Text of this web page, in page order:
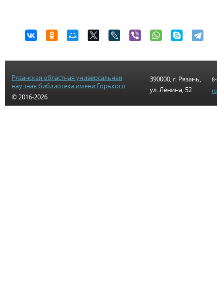
Рязанская областная универсальная
научная библиотека имени Горького
© 2016-2026
390000, г. Рязань,
ул. Ленина, 52